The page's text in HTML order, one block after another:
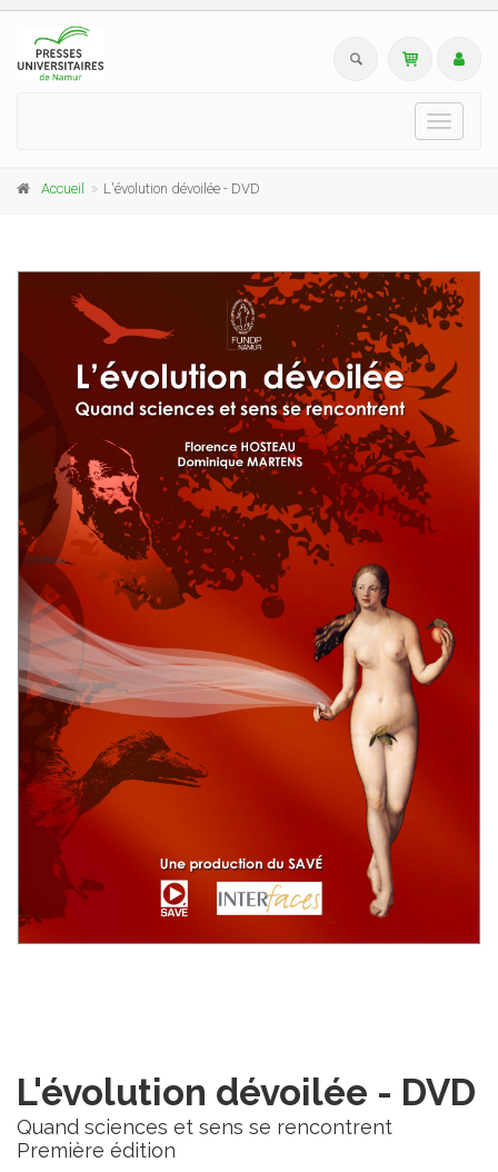
Toggle
Accueil L'évolution dévoilée - DVD
L'évolution dévoilée - DVD
Quand sciences et sens se rencontrent
Première édition